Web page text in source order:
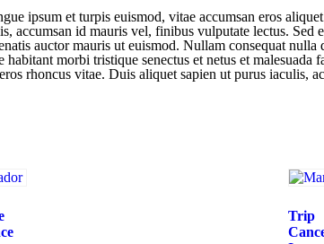
ipsum et turpis euismod, vitae accumsan eros
accumsan id mauris vel, finibus vulputate lectus. Sed
auctor mauris ut euismod. Nullam consequat
morbi tristique senectus et netus et malesuada
rhoncus vitae. Duis aliquet sapien ut purus iaculis,
Trip